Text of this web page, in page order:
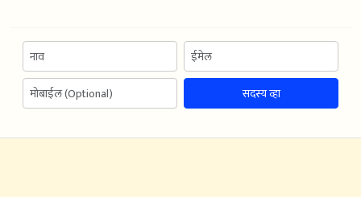
सदस्य व्हा